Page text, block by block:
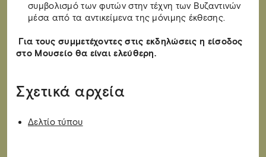
συμβολισμό των φυτών στην τέχνη των Βυζαντινών
μέσα από τα αντικείμενα της μόνιμης έκθεσης.
Για τους συμμετέχοντες στις εκδηλώσεις η είσοδος
στο Μουσείο θα είναι ελεύθερη.
Σχετικά αρχεία
Δελτίο τύπου